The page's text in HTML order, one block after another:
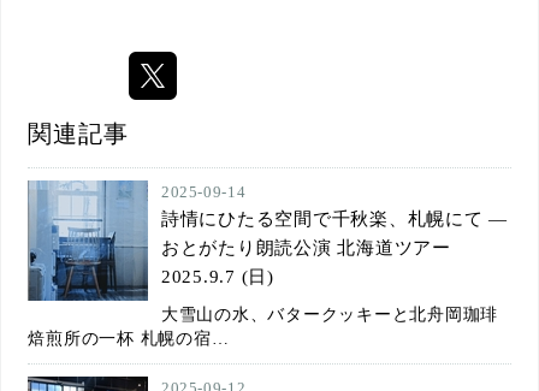
関連記事
2025-09-14
詩情にひたる空間で千秋楽、札幌にて ―
おとがたり朗読公演 北海道ツアー
2025.9.7 (日)
大雪山の水、バタークッキーと北舟岡珈琲
焙煎所の一杯 札幌の宿…